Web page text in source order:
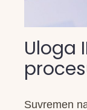
Uloga
Suvremen